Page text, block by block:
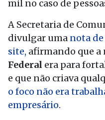
mil no caso de
A Secretaria de
divulgar uma nota
site, afirmando que a
Federal era para
e que não criava
o foco não era
empresário.